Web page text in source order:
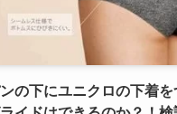
の下にユニクロの下着